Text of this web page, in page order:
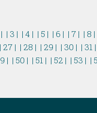
| 3 | | 4 | | 5 | | 6 | | 7 | | 8 |
| 27 | | 28 | | 29 | | 30 | | 31 |
| | 50 | | 51 | | 52 | | 53 | |